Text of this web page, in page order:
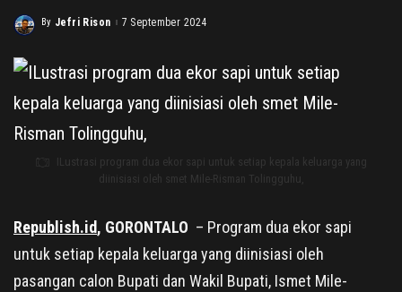
Posted
By Jefri Rison 7 September 2024
ILustrasi program dua ekor sapi untuk setiap kepala keluarga yang
diinisiasi oleh smet Mile-Risman Tolingguhu,
Republish.id, GORONTALO – Program dua ekor sapi
untuk setiap kepala keluarga yang diinisiasi oleh
pasangan calon Bupati dan Wakil Bupati, Ismet Mile-